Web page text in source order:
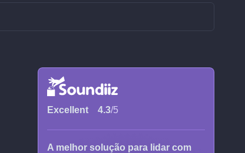
Excellent 4.3/5
A melhor solução para lidar com